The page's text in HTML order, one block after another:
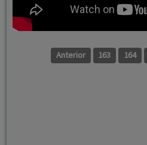
Anterior 163 164